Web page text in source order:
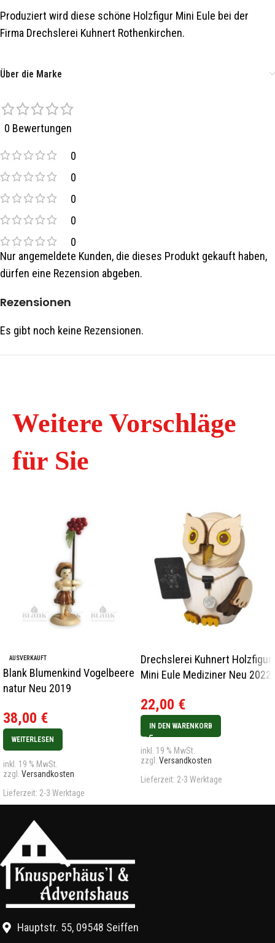
Produziert wird diese schöne Holzfigur Mini Eule bei der
Firma Drechslerei Kuhnert Rothenkirchen.
Über die Marke
0 Bewertungen
0
0
0
0
0
Rezensionen
Es gibt noch keine Rezensionen.
Nur angemeldete Kunden, die dieses Produkt gekauft haben,
dürfen eine Rezension abgeben.
Weitere Vorschläge
für Sie
AUSVERKAUFT
Blank Blumenkind Vogelbeere
natur Neu 2019
38,00 €
WEITERLESEN
inkl. 19 % MwSt.
zzgl. Versandkosten
Lieferzeit: 2-3 Werktage
Drechslerei Kuhnert Holzfigur
Mini Eule Mediziner Neu 2022
22,00 €
IN DEN WARENKORB
inkl. 19 % MwSt.
zzgl. Versandkosten
Lieferzeit: 2-3 Werktage
Hauptstr. 55, 09548 Seiffen